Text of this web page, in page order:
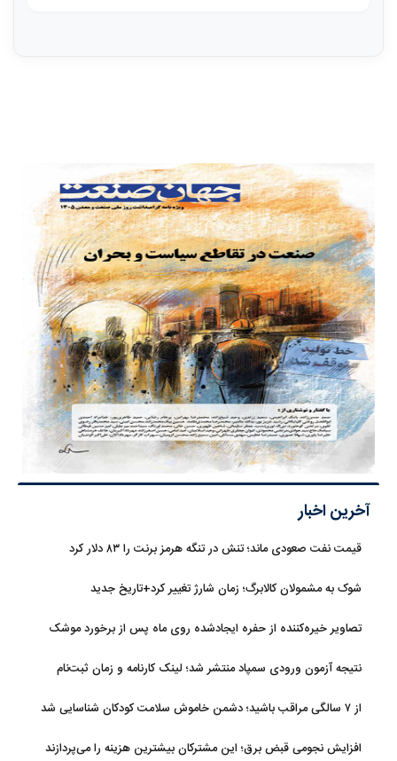
آخرین اخبار
قیمت نفت صعودی ماند؛ تنش در تنگه هرمز برنت را ۸۳ دلار کرد
شوک به مشمولان کالابرگ؛ زمان شارژ تغییر کرد+تاریخ جدید
تصاویر خیره‌کننده از حفره ایجادشده روی ماه پس از برخورد موشک
نتیجه آزمون ورودی سمپاد منتشر شد؛ لینک کارنامه و زمان ثبت‌نام
از ۷ سالگی مراقب باشید؛ دشمن خاموش سلامت کودکان شناسایی شد
افزایش نجومی قبض برق؛ این مشترکان بیشترین هزینه را می‌پردازند